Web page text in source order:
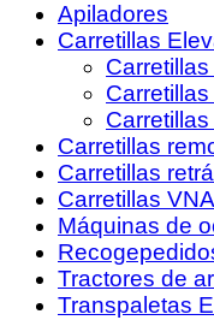
Apiladores
Carretillas
Carretillas
Carretillas
Carretillas VNA
Máquinas de
Tractores de
Transpaletas